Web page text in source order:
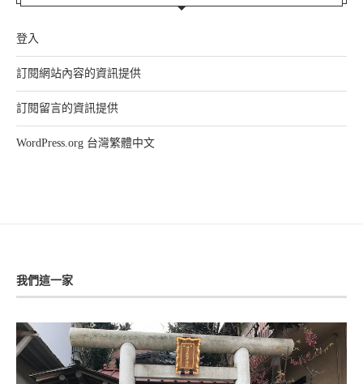
登入
訂閱網站內容的資訊提供
訂閱留言的資訊提供
WordPress.org 台灣繁體中文
我們這一家